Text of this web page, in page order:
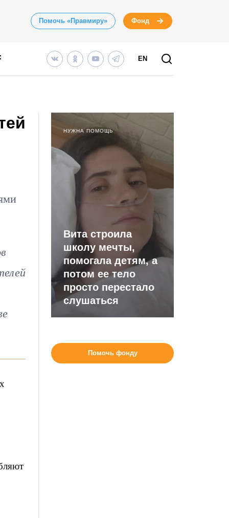
Помочь «Правмиру» Фонд
EN
НУЖНА ПОМОЩЬ
Вита строила
школу мечты,
помогала детям, а
потом ее тело
просто перестало
слушаться
Помочь фонду